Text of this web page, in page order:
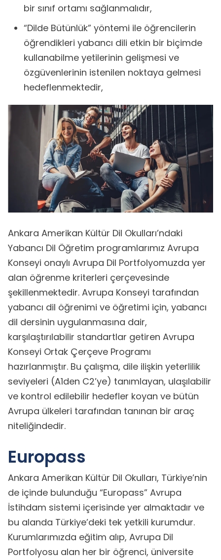
bir sınıf ortamı sağlanmalıdır,
“Dilde Bütünlük” yöntemi ile öğrencilerin
öğrendikleri yabancı dili etkin bir biçimde
kullanabilme yetilerinin gelişmesi ve
özgüvenlerinin istenilen noktaya gelmesi
hedeflenmektedir,
Ankara Amerikan Kültür Dil Okulları’ndaki
Yabancı Dil Öğretim programlarımız Avrupa
Konseyi onaylı Avrupa Dil Portfolyomuzda yer
alan öğrenme kriterleri çerçevesinde
şekillenmektedir. Avrupa Konseyi tarafından
yabancı dil öğrenimi ve öğretimi için, yabancı
dil dersinin uygulanmasına dair,
karşılaştırılabilir standartlar getiren Avrupa
Konseyi Ortak Çerçeve Programı
hazırlanmıştır. Bu çalışma, dile ilişkin yeterlilik
seviyeleri (A1den C2’ye) tanımlayan, ulaşılabilir
ve kontrol edilebilir hedefler koyan ve bütün
Avrupa ülkeleri tarafından tanınan bir araç
niteliğindedir.
Europass
Ankara Amerikan Kültür Dil Okulları, Türkiye’nin
de içinde bulunduğu “Europass” Avrupa
İstihdam sistemi içerisinde yer almaktadır ve
bu alanda Türkiye’deki tek yetkili kurumdur.
Kurumlarımızda eğitim alıp, Avrupa Dil
Portfolyosu alan her bir öğrenci, üniversite